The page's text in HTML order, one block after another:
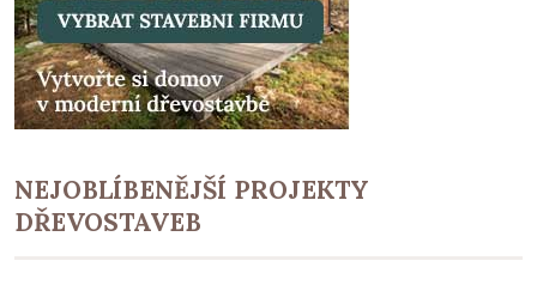
NEJOBLÍBENĚJŠÍ PROJEKTY
DŘEVOSTAVEB